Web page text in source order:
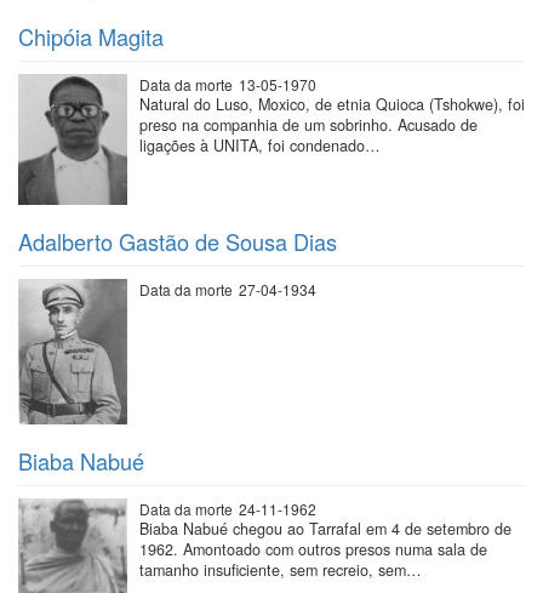
Chipóia Magita
Data da morte 13-05-1970
Natural do Luso, Moxico, de etnia Quioca (Tshokwe), foi
preso na companhia de um sobrinho. Acusado de
ligações à UNITA, foi condenado…
Adalberto Gastão de Sousa Dias
Data da morte 27-04-1934
Biaba Nabué
Data da morte 24-11-1962
Biaba Nabué chegou ao Tarrafal em 4 de setembro de
1962. Amontoado com outros presos numa sala de
tamanho insuficiente, sem recreio, sem…